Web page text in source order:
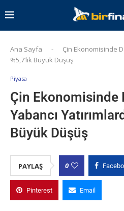
Ana Sayfa -
Çin Ekonomisinde
%5,7’lik Büyük Düşüş
Piyasa
Çin Ekonomisinde
Yabancı
Büyük Düşüş
PAYLAŞ 0
Pinterest Email